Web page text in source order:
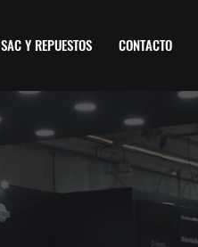
SAC Y REPUESTOS CONTACTO